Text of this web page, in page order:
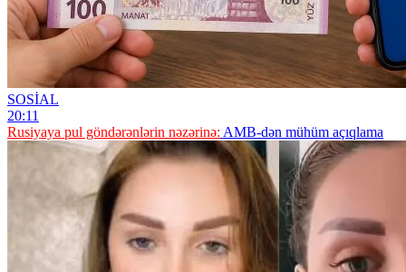
SOSİAL
20:11
Rusiyaya pul göndərənlərin nəzərinə: AMB-dən mühüm açıqlama